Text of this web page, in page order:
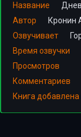
Название
Автор
Кронин
Озвучивает
Время озвучки
Просмотров
Комментариев
Книга добавлена